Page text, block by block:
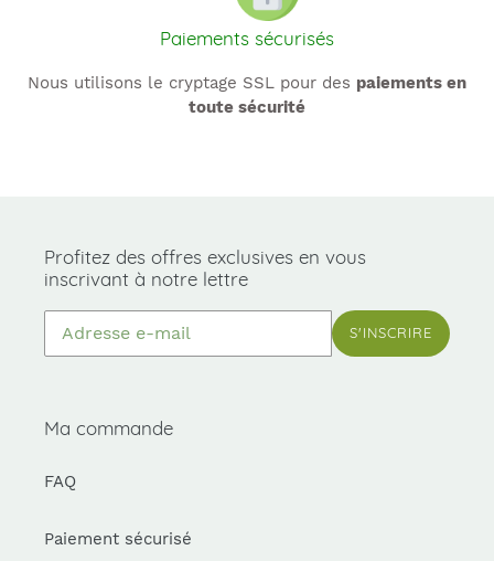
Paiements sécurisés
Nous utilisons le cryptage SSL pour des paiements en
toute sécurité
Profitez des offres exclusives en vous
inscrivant à notre lettre
S'INSCRIRE
Ma commande
FAQ
Paiement sécurisé